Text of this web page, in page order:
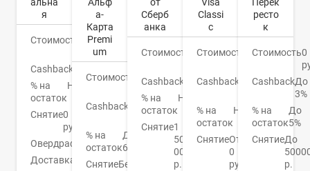
я
Стоимость
руб.
Cashback
% на
остаток
Нет
Снятие0
руб.
Овердрафт
Нет
Доставка
Моментально
а-
Карта
Premi
um
Стоимость
Cashback
% на
остаток
До
6%
СнятиеБесплатно
Сберб
анка
Стоимость
150
Cashback
СПАСИБО
% на
остаток
Нет
Снятие1
500
000
р.
Classi
c
Стоимость
Cashback
% на
остаток
Нет
СнятиеОт
0
руб.
ресто
к
Стоимость0
CashbackДо
3%
% на
остаток
До
5%
СнятиеДо
р.